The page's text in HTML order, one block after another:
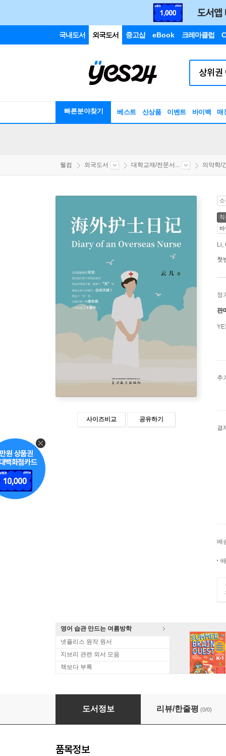
국내도서 외국도서 중고샵 eBook 크레마클럽
빠른분야찾기 베스트 신상품 이벤트 바이백 매
웰컴 외국도서 대학교재/전문서... 의약학/
사이즈비교 공유하기
Li,
첫
정
판
추
결
배
영어 습관 만드는 여름방학
넷플리스 원작 원서
지브리 관련 외서 모음
책보다 부록
海外护士日记（Diary of an Overseas Nurse,
도서정보 리뷰/한줄평 (0/0)
품목정보